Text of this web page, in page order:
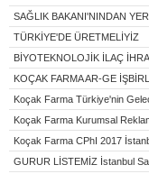
SAĞLIK BAKANI'NINDAN
TÜRKİYE'DE ÜRETMELİYİZ
BİYOTEKNOLOJİK İLAÇ
KOÇAK FARMA AR-GE
Koçak Farma Türkiye'nin
Koçak Farma Kurumsal
Koçak Farma CPhI 2017
GURUR LİSTEMİZ İstanbul